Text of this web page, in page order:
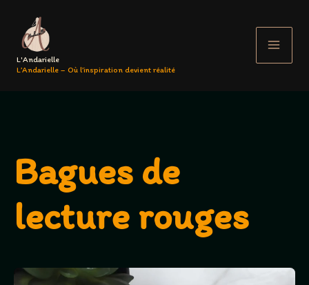
contenu
L'Andarielle
L’Andarielle – Où l’inspiration devient réalité
Bagues de
lecture rouges